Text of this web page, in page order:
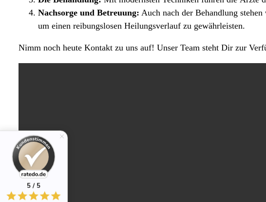
Nachsorge und Betreuung: Auch nach der Behandlung
um einen reibungslosen Heilungsverlauf zu gewährleisten.
Nimm noch heute Kontakt zu uns auf! Unser Team steht Dir zur
5 / 5